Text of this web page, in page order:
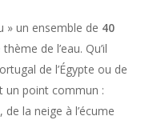
» un ensemble de 40
de l’eau. Qu’il
de l’Égypte ou de
un point commun :
la neige à l’écume